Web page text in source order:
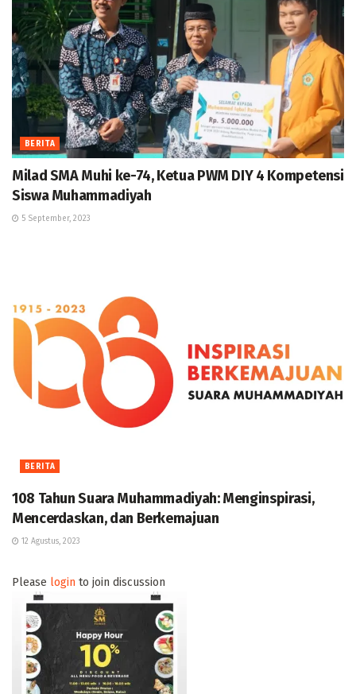
BERITA
Milad SMA Muhi ke-74, Ketua PWM DIY 4 Kompetensi
Siswa Muhammadiyah
5 September, 2023
BERITA
108 Tahun Suara Muhammadiyah: Menginspirasi,
Mencerdaskan, dan Berkemajuan
12 Agustus, 2023
Please login to join discussion